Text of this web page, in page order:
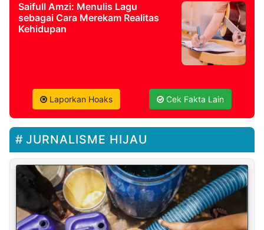
Saifull Amzi: Menulis Lagu
sebagai Cara Merekam Realitas
Kehidupan
Laporkan Hoaks Cek Fakta Lain
JURNALISME HIJAU